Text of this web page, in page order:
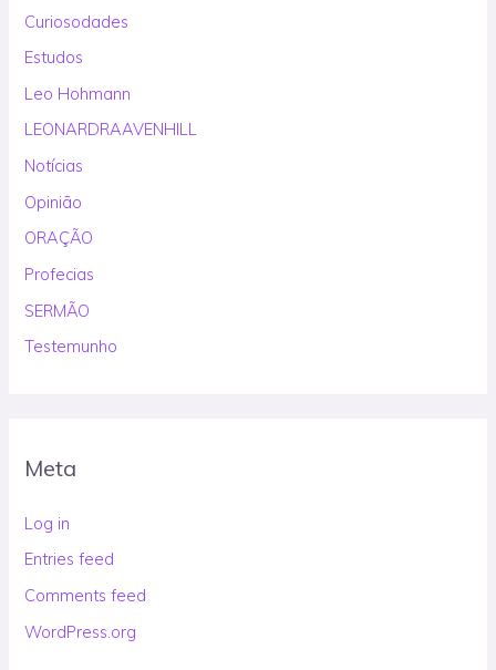
Curiosodades
Estudos
Leo Hohmann
LEONARDRAAVENHILL
Notícias
Opinião
ORAÇÃO
Profecias
SERMÃO
Testemunho
Meta
Log in
Entries feed
Comments feed
WordPress.org